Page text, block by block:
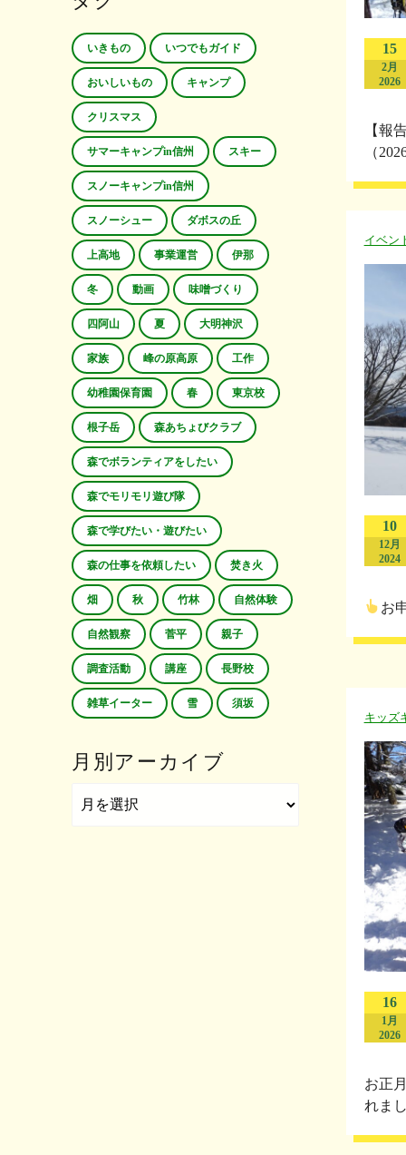
15
2月
2026
【報
（
イベン
10
12月
2024
お
キッズ
16
1月
2026
お正
れま
いきもの いつでもガイド
おいしいもの キャンプ
クリスマス
サマーキャンプin信州 スキー
スノーキャンプin信州
スノーシュー ダボスの丘
上高地 事業運営 伊那
冬 動画 味噌づくり
四阿山 夏 大明神沢
家族 峰の原高原 工作
幼稚園保育園 春 東京校
根子岳 森あちょびクラブ
森でボランティアをしたい
森でモリモリ遊び隊
森で学びたい・遊びたい
森の仕事を依頼したい 焚き火
畑 秋 竹林 自然体験
自然観察 菅平 親子
調査活動 講座 長野校
雑草イーター 雪 須坂
月別アーカイブ